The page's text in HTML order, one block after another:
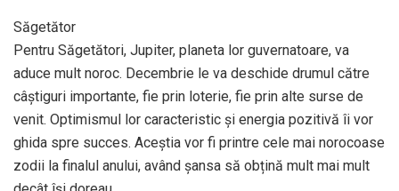
Săgetător
Pentru Săgetători, Jupiter, planeta lor guvernatoare, va
aduce mult noroc. Decembrie le va deschide drumul către
câștiguri importante, fie prin loterie, fie prin alte surse de
venit. Optimismul lor caracteristic și energia pozitivă îi vor
ghida spre succes. Aceștia vor fi printre cele mai norocoase
zodii la finalul anului, având șansa să obțină mult mai mult